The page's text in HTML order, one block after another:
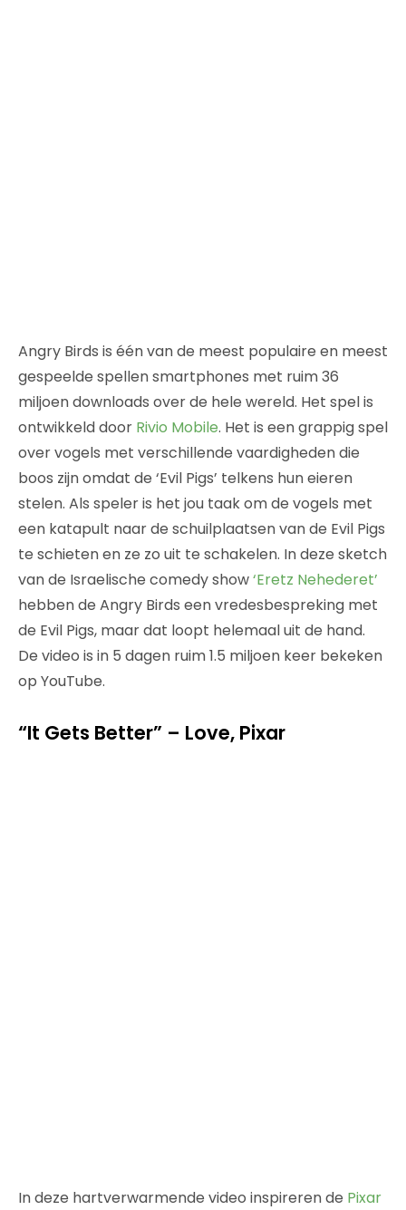
Angry Birds is één van de meest populaire en meest
gespeelde spellen smartphones met ruim 36
miljoen downloads over de hele wereld. Het spel is
ontwikkeld door Rivio Mobile. Het is een grappig spel
over vogels met verschillende vaardigheden die
boos zijn omdat de ‘Evil Pigs’ telkens hun eieren
stelen. Als speler is het jou taak om de vogels met
een katapult naar de schuilplaatsen van de Evil Pigs
te schieten en ze zo uit te schakelen. In deze sketch
van de Israelische comedy show‘Eretz Nehederet’
hebben de Angry Birds een vredesbespreking met
de Evil Pigs, maar dat loopt helemaal uit de hand.
De video is in 5 dagen ruim 1.5 miljoen keer bekeken
op YouTube.
“It Gets Better” – Love, Pixar
In deze hartverwarmende video inspireren de Pixar